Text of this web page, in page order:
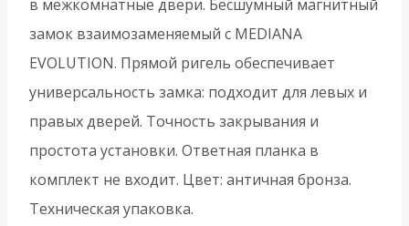
пл.
MEDIANA
POLARIS-
Античная
бронза
в межкомнатные двери. Бесшумный магнитный
замок взаимозаменяемый с MEDIANA
EVOLUTION. Прямой ригель обеспечивает
универсальность замка: подходит для левых и
правых дверей. Точность закрывания и
простота установки. Ответная планка в
комплект не входит. Цвет: античная бронза.
Техническая упаковка.